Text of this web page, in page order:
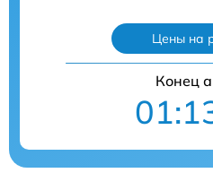
Цены на
Конец